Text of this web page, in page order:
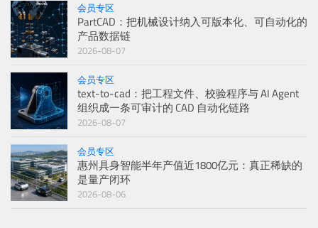
会员专区
PartCAD：把机械设计纳入可版本化、可自动化的
产品数据链
2026-08-07
会员专区
text-to-cad：把工程文件、校验程序与 AI Agent
组织成一条可审计的 CAD 自动化链路
2026-08-07
会员专区
惠州具身智能半年产值近1800亿元：真正稀缺的
是量产闭环
2026-08-06